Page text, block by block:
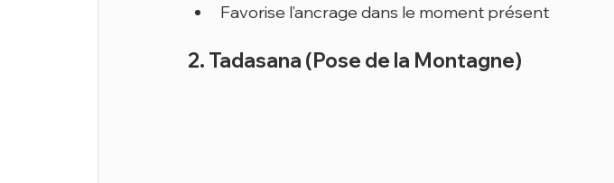
Favorise l’ancrage dans le moment présent
2. Tadasana (Pose de la Montagne)